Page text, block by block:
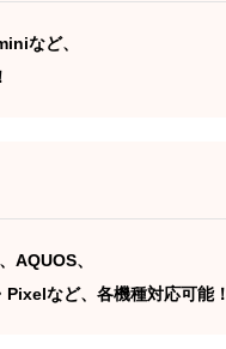
など、
AQUOS、
など、各機種対応可能！